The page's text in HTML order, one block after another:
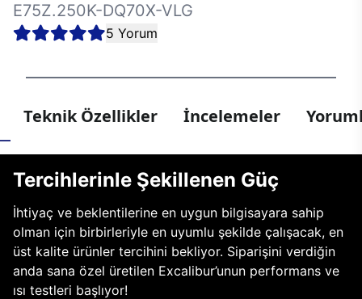
E75Z.250K-DQ70X-VLG
5 Yorum
Teknik Özellikler İncelemeler
Tercihlerinle Şekillenen Güç
İhtiyaç ve beklentilerine en uygun bilgisayara sahip
olman için birbirleriyle en uyumlu şekilde çalışacak, en
üst kalite ürünler tercihini bekliyor. Siparişini verdiğin
anda sana özel üretilen Excalibur’unun performans ve
ısı testleri başlıyor!